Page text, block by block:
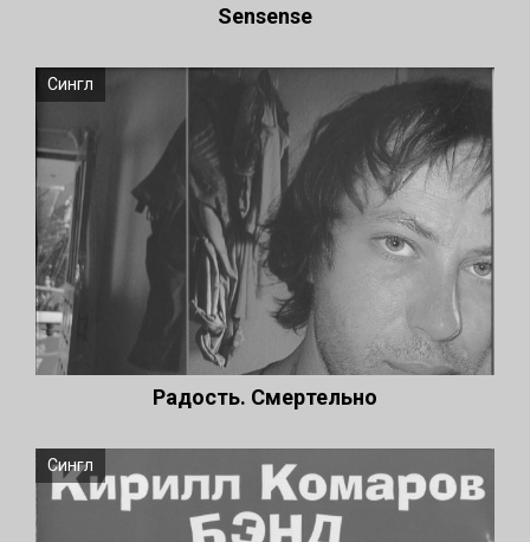
Sensense
Сингл
Радость. Смертельно
Сингл